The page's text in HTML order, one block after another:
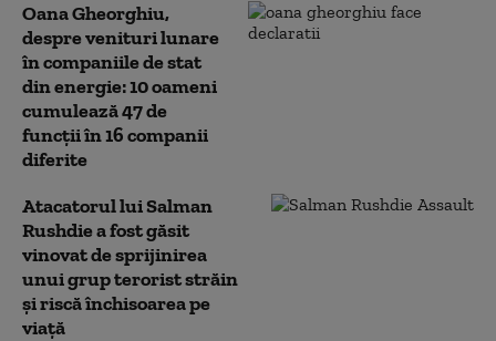
Oana Gheorghiu,
despre venituri lunare
în companiile de stat
din energie: 10 oameni
cumulează 47 de
funcţii în 16 companii
diferite
Atacatorul lui Salman
Rushdie a fost găsit
vinovat de sprijinirea
unui grup terorist străin
și riscă închisoarea pe
viață